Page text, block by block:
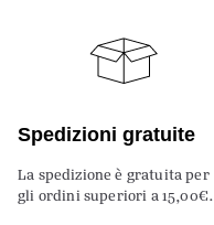
Spedizioni gratuite
La spedizione è gratuita per
gli ordini superiori a 15,00€.